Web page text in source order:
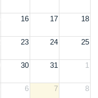
16 17 18
23 24 25
30 31 1
6 7 8